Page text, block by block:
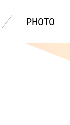
PHOTO